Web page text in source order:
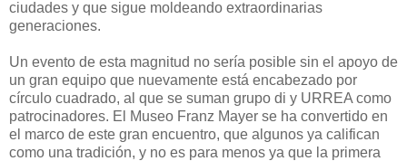
ciudades y que sigue moldeando extraordinarias
generaciones.
Un evento de esta magnitud no sería posible sin el apoyo de
un gran equipo que nuevamente está encabezado por
círculo cuadrado, al que se suman grupo di y URREA como
patrocinadores. El Museo Franz Mayer se ha convertido en
el marco de este gran encuentro, que algunos ya califican
como una tradición, y no es para menos ya que la primera